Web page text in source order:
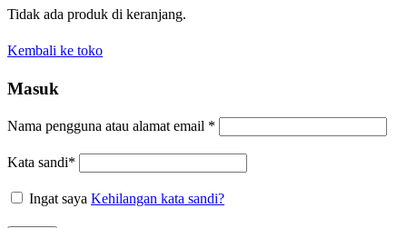
Tidak ada produk di keranjang.
Kembali ke toko
Masuk
Nama pengguna atau alamat email *
Kata sandi*
Ingat saya Kehilangan kata sandi?